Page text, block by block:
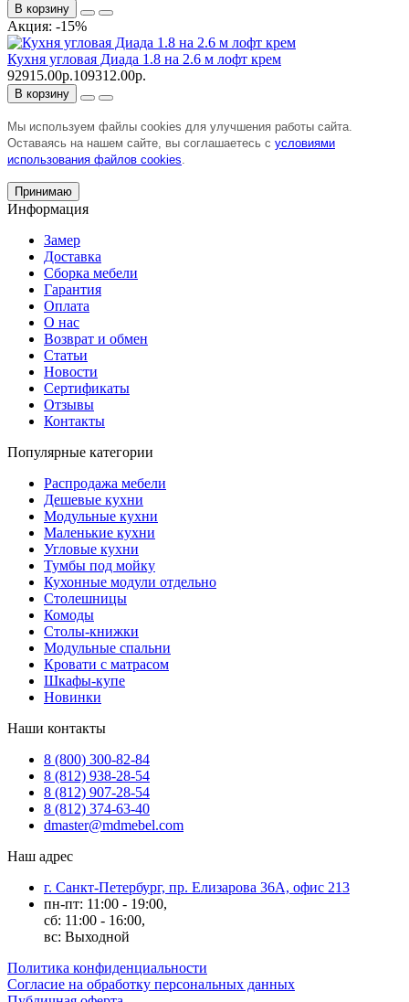
В корзину
Акция: -15%
Кухня угловая Диада 1.8 на 2.6 м лофт крем
92915.00р.109312.00р.
В корзину
Мы используем файлы cookies для улучшения работы сайта.
Оставаясь на нашем сайте, вы соглашаетесь с условиями
использования файлов cookies.
Принимаю
Информация
Замер
Доставка
Сборка мебели
Гарантия
Оплата
О нас
Возврат и обмен
Статьи
Новости
Сертификаты
Отзывы
Контакты
Популярные категории
Распродажа мебели
Дешевые кухни
Модульные кухни
Маленькие кухни
Угловые кухни
Тумбы под мойку
Кухонные модули отдельно
Столешницы
Комоды
Столы-книжки
Модульные спальни
Кровати с матрасом
Шкафы-купе
Новинки
Наши контакты
8 (800) 300-82-84
8 (812) 938-28-54
8 (812) 907-28-54
8 (812) 374-63-40
dmaster@mdmebel.com
Наш адрес
г. Санкт-Петербург, пр. Елизарова 36А, офис 213
пн-пт: 11:00 - 19:00,
сб: 11:00 - 16:00,
вс: Выходной
Политика конфиденциальности
Согласие на обработку персональных данных